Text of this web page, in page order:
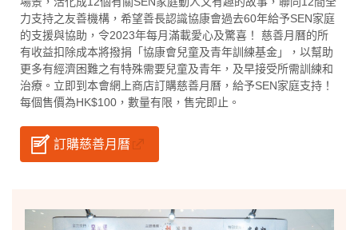
力支持之友善機構，希望善長認識協康會過去60年給予SEN家庭
的支援與協助，令2023年每月滿載愛心及驚喜！ 慈善月曆的所
有收益扣除成本將撥捐「協康會兒童及青年訓練基金」，以幫助
更多有經濟困難之有特殊需要兒童及青年，及早接受所需訓練和
治療。立即到本會網上商店訂購慈善月曆，給予SEN家庭支持！
每個售價為HK$100，數量有限，售完即止。
訂購慈善月曆